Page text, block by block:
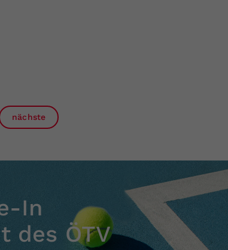
nächste
In
des ÖTV